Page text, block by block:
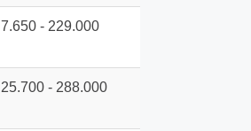
7.650 - 229.000
25.700 - 288.000